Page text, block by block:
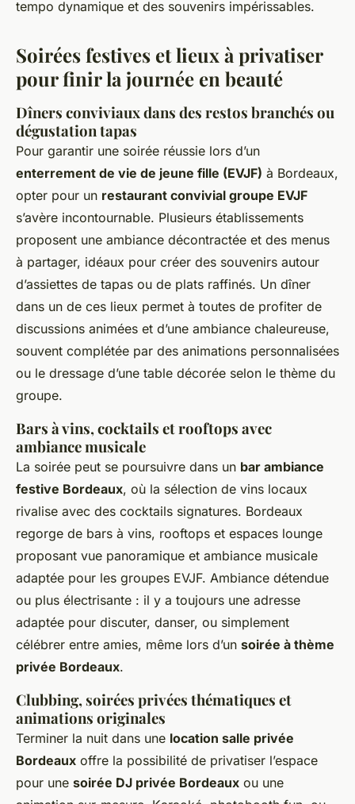
tempo dynamique et des souvenirs impérissables.
Soirées festives et lieux à privatiser
pour finir la journée en beauté
Dîners conviviaux dans des restos branchés ou
dégustation tapas
Pour garantir une soirée réussie lors d’un
enterrement de vie de jeune fille (EVJF) à Bordeaux,
opter pour un restaurant convivial groupe EVJF
s’avère incontournable. Plusieurs établissements
proposent une ambiance décontractée et des menus
à partager, idéaux pour créer des souvenirs autour
d’assiettes de tapas ou de plats raffinés. Un dîner
dans un de ces lieux permet à toutes de profiter de
discussions animées et d’une ambiance chaleureuse,
souvent complétée par des animations personnalisées
ou le dressage d’une table décorée selon le thème du
groupe.
Bars à vins, cocktails et rooftops avec
ambiance musicale
La soirée peut se poursuivre dans un bar ambiance
festive Bordeaux, où la sélection de vins locaux
rivalise avec des cocktails signatures. Bordeaux
regorge de bars à vins, rooftops et espaces lounge
proposant vue panoramique et ambiance musicale
adaptée pour les groupes EVJF. Ambiance détendue
ou plus électrisante : il y a toujours une adresse
adaptée pour discuter, danser, ou simplement
célébrer entre amies, même lors d’un soirée à thème
privée Bordeaux.
Clubbing, soirées privées thématiques et
animations originales
Terminer la nuit dans une location salle privée
Bordeaux offre la possibilité de privatiser l’espace
pour une soirée DJ privée Bordeaux ou une